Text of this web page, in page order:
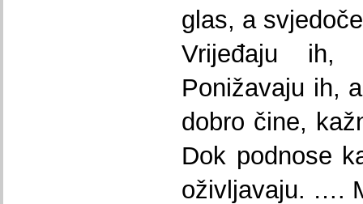
glas, a
Vrijeđaju ih,
Ponižavaju ih,
dobro čine,
Dok podnose
oživljavaju. ….